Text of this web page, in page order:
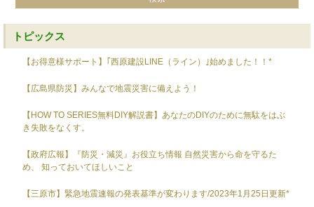
トピックス
【お得意様サポート】｢西原建設LINE（ライン）｣始めました！！*
【広島県防災】みんなで地震災害に備えよう！
【HOW TO SERIES無料DIY解説書】あなたのDIYのために無駄をはぶ
き失敗をなくす。
【政府広報】『防災・減災』お役立ち情報 自然災害から命を守るた
め、 知っておいてほしいこと
【三原市】緊急地震速報の発表基準が変わります/2023年1月25日更新*